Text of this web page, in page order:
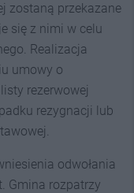
zostaną przekazane
się z nimi w celu
Realizacja
umowy o
rezerwowej
rezygnacji lub
odwołania
Gmina rozpatrzy